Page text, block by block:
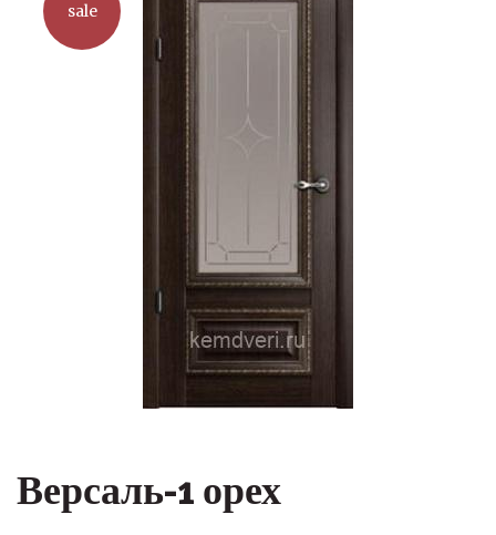
sale
Версаль-1 орех